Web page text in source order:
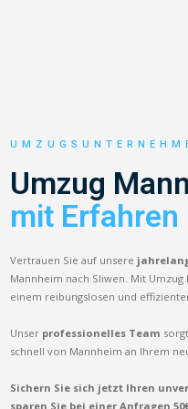
Umzug
mit Erfahren
Vertrauen Sie auf unsere
Mannheim nach Sliwen. Mit
einem reibungslosen und
Unser professionelles Team
schnell von Mannheim an Ihrem
Sichern Sie sich jetzt Ihren
sparen Sie bei einer Anfragen